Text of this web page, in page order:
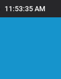
11:53:35 AM